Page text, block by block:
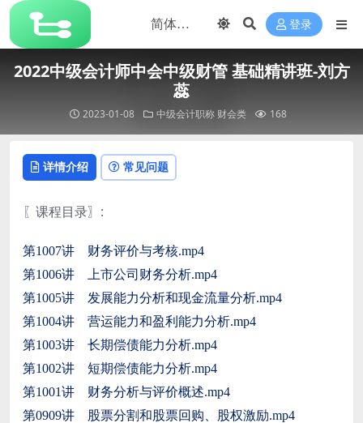
登录
2022中级会计师中会中级财管 基础精讲班-刘方
蕊
2023-01-08 中级会计职称 财会类 168
详情介绍 常见问题
〖课程目录〗:
第1007讲 财务评价与考核.mp4
第1006讲 上市公司财务分析.mp4
第1005讲 发展能力分析和现金流量分析.mp4
第1004讲 营运能力和盈利能力分析.mp4
第1003讲 长期偿债能力分析.mp4
第1002讲 短期偿债能力分析.mp4
第1001讲 财务分析与评价概述.mp4
第0909讲 股票分割和股票回购、股权激励.mp4